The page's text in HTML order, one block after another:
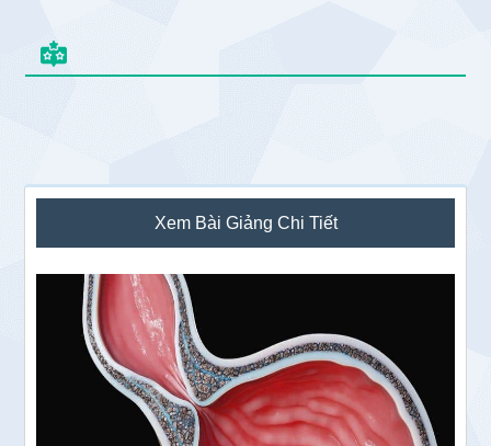
Sidebar
chính
Xem Bài Giảng Chi Tiết